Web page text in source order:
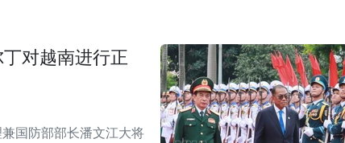
丁对越南进行正
国防部部长潘文江大将